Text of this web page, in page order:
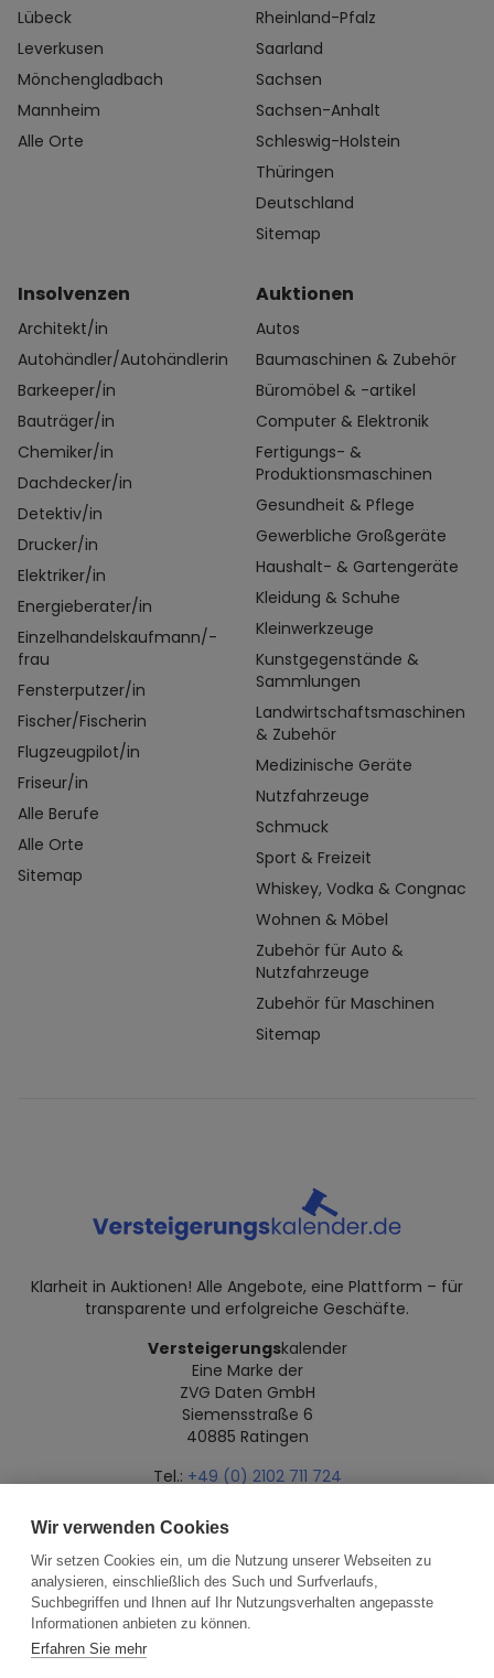
Lübeck
Leverkusen
Mönchengladbach
Mannheim
Alle Orte
Rheinland-Pfalz
Saarland
Sachsen
Sachsen-Anhalt
Schleswig-Holstein
Thüringen
Deutschland
Sitemap
Insolvenzen
Architekt/in
Autohändler/Autohändlerin
Barkeeper/in
Bauträger/in
Chemiker/in
Dachdecker/in
Detektiv/in
Drucker/in
Elektriker/in
Energieberater/in
Einzelhandelskaufmann/-
frau
Fensterputzer/in
Fischer/Fischerin
Flugzeugpilot/in
Friseur/in
Alle Berufe
Alle Orte
Sitemap
Auktionen
Autos
Baumaschinen & Zubehör
Büromöbel & -artikel
Computer & Elektronik
Fertigungs- &
Produktionsmaschinen
Gesundheit & Pflege
Gewerbliche Großgeräte
Haushalt- & Gartengeräte
Kleidung & Schuhe
Kleinwerkzeuge
Kunstgegenstände &
Sammlungen
Landwirtschaftsmaschinen
& Zubehör
Medizinische Geräte
Nutzfahrzeuge
Schmuck
Sport & Freizeit
Whiskey, Vodka & Congnac
Wohnen & Möbel
Zubehör für Auto &
Nutzfahrzeuge
Zubehör für Maschinen
Sitemap
Klarheit in Auktionen! Alle Angebote, eine Plattform – für
transparente und erfolgreiche Geschäfte.
Versteigerungskalender
Eine Marke der
ZVG Daten GmbH
Siemensstraße 6
40885 Ratingen
Tel.: +49 (0) 2102 711 724
Datenschutz Impressum Über uns
Wir verwenden Cookies
Wir setzen Cookies ein, um die Nutzung unserer Webseiten zu
analysieren, einschließlich des Such und Surfverlaufs,
Suchbegriffen und Ihnen auf Ihr Nutzungsverhalten angepasste
Informationen anbieten zu können.
Erfahren Sie mehr